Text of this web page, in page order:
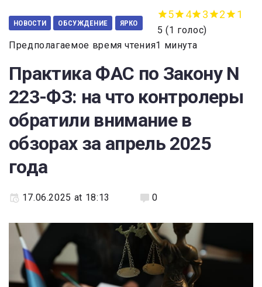
НОВОСТИ ОБСУЖДЕНИЕ ЯРКО
5 4 3 2 1
5 (1 голос)
Предполагаемое время чтения1 минута
Практика ФАС по Закону N
223-ФЗ: на что контролеры
обратили внимание в
обзорах за апрель 2025
года
17.06.2025 at 18:13 0